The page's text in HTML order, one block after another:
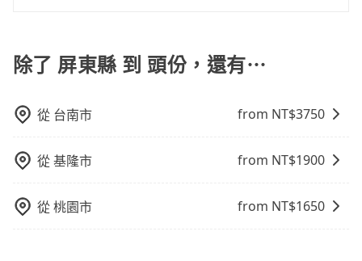
行照不符，連司機的駕照都會不符。在路上被警察盤查
請下車終止行程事小，如果發生意外，保險公司可不予
給賭上。通常人數沒有超過10位，建議預約一台九人座
台中巴比較方便。但也有例外，比方說有些山區或路段
台確認。
21:30，左營-苗栗一天最多僅16班次，如果行程緊湊或
趕不上末班車，那就該考慮預約專車接送。假設從屏東
約3,600元、車程約145分鐘。抵達高鐵站後，步行進
分鐘的高鐵從左營站前往苗栗高鐵站，每人票價1,060
元，再用5分鐘出站、等待車站前排班的計程車，搭上小
黃後約花35分鐘、車費600元後，抵達苗栗縣頭份市的
目的地。全程加上轉車時間共4小時50分鐘，假設3位同
除了 屏東縣 到 頭份，還有⋯
從 台南市 from NT$3750
從基隆市 from NT$1900
從桃園市 from NT$1650